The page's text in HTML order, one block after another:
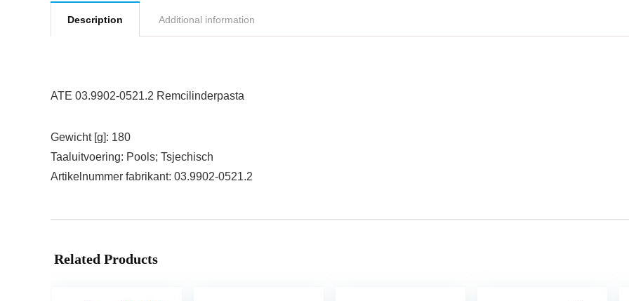
Description Additional information
ATE 03.9902-0521.2 Remcilinderpasta
Gewicht [g]: 180
Taaluitvoering: Pools; Tsjechisch
Artikelnummer fabrikant: 03.9902-0521.2
Related Products